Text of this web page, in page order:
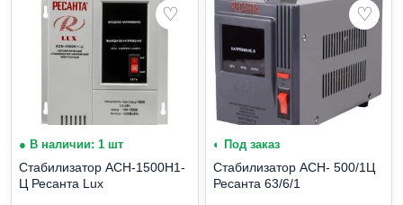
♡
● В наличии: 1 шт
Стабилизатор АСН-1500H1-
Ц Ресанта Lux
♡
◐ Под заказ
Стабилизатор АСН- 500/1Ц
Ресанта 63/6/1